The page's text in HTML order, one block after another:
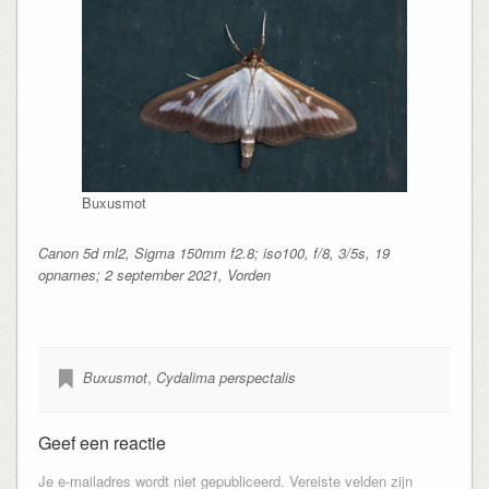
Buxusmot
Canon 5d ml2, Sigma 150mm f2.8; iso100, f/8, 3/5s, 19
opnames; 2 september 2021, Vorden
Buxusmot, Cydalima perspectalis
Geef een reactie
Je e-mailadres wordt niet gepubliceerd. Vereiste velden zijn